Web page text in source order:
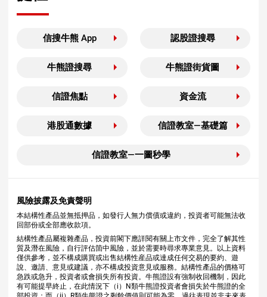
信搜牛熊 App 認股證搜尋
牛熊證搜尋 牛熊證街貨圖
信證焦點 資金流
港股通數據 信證教室—基礎篇
信證教室—一圖秒學
風險披露及免責聲明
本結構性產品並無抵押品，如發行人無力償債或違約，投資者可能無法收
回部份或全部應收款項。
結構性產品屬複雜產品，投資前閣下應詳閱有關上市文件，完全了解其性
質及潛在風險，自行評估箇中風險，並於需要時尋求專業意見。以上資料
僅供參考，並不構成購買或出售結構性産品或達成任何交易的要約、遊
說、邀請、意見或建議，亦不構成投資意見或服務。結構性產品的價格可
急跌或急升，投資者或會損失所有投資。牛熊證設有強制收回機制，因此
有可能提早終止，在此情況下（i）N類牛熊證投資者會損失於牛熊證的全